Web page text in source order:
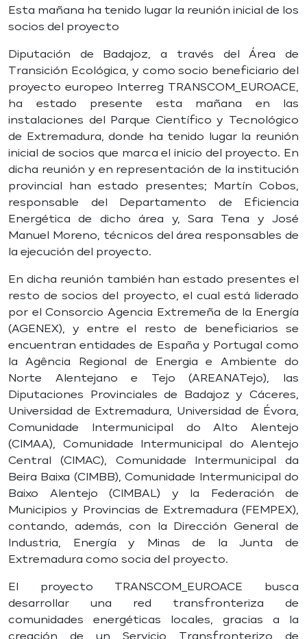
Esta mañana ha tenido lugar la reunión inicial de los
socios del proyecto
Diputación de Badajoz, a través del Área de
Transición Ecológica, y como socio beneficiario del
proyecto europeo Interreg TRANSCOM_EUROACE,
ha estado presente esta mañana en las
instalaciones del Parque Científico y Tecnológico
de Extremadura, donde ha tenido lugar la reunión
inicial de socios que marca el inicio del proyecto. En
dicha reunión y en representación de la institución
provincial han estado presentes; Martín Cobos,
responsable del Departamento de Eficiencia
Energética de dicho área y, Sara Tena y José
Manuel Moreno, técnicos del área responsables de
la ejecución del proyecto.
En dicha reunión también han estado presentes el
resto de socios del proyecto, el cual está liderado
por el Consorcio Agencia Extremeña de la Energía
(AGENEX), y entre el resto de beneficiarios se
encuentran entidades de España y Portugal como
la Agência Regional de Energia e Ambiente do
Norte Alentejano e Tejo (AREANATejo), las
Diputaciones Provinciales de Badajoz y Cáceres,
Universidad de Extremadura, Universidad de Évora,
Comunidade Intermunicipal do Alto Alentejo
(CIMAA), Comunidade Intermunicipal do Alentejo
Central (CIMAC), Comunidade Intermunicipal da
Beira Baixa (CIMBB), Comunidade Intermunicipal do
Baixo Alentejo (CIMBAL) y la Federación de
Municipios y Provincias de Extremadura (FEMPEX),
contando, además, con la Dirección General de
Industria, Energía y Minas de la Junta de
Extremadura como socia del proyecto.
El proyecto TRANSCOM_EUROACE busca
desarrollar una red transfronteriza de
comunidades energéticas locales, gracias a la
creación de un Servicio Transfronterizo de